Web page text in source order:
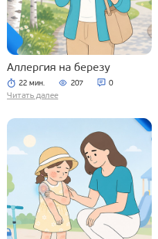
Аллергия на березу
22 мин. 207 0
Читать далее